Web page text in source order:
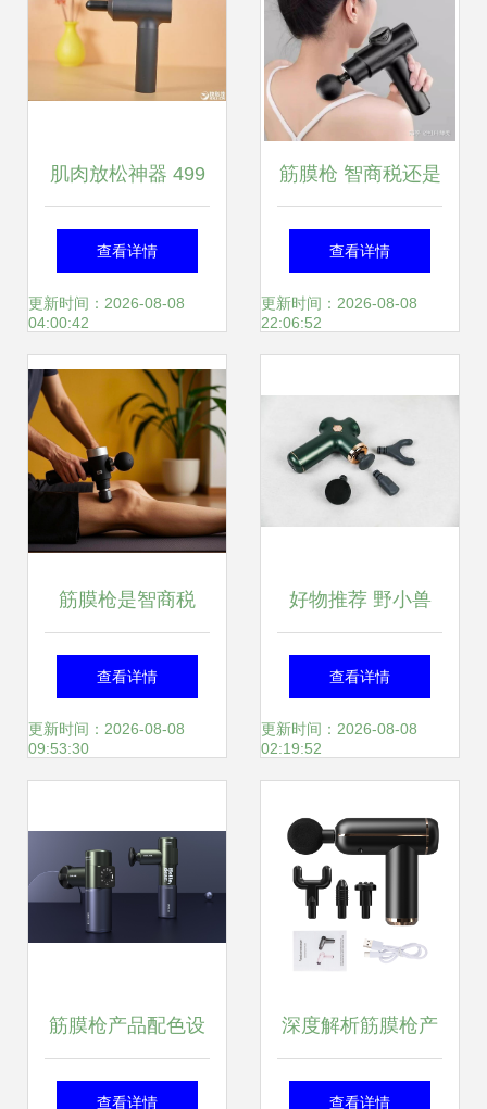
肌肉放松神器 499
元米家筋膜枪开箱
图赏
查看详情
更新时间：2026-08-08
04:00:42
筋膜枪 智商税还是
健身好伴侣？一文
解答你的所有疑问
查看详情
更新时间：2026-08-08
22:06:52
筋膜枪是智商税
吗？三款热门筋膜
枪深度评测
查看详情
更新时间：2026-08-08
09:53:30
好物推荐 野小兽
MG11S筋膜枪，让
舒适与颜值并肩同
查看详情
更新时间：2026-08-08
02:19:52
筋膜枪产品配色设
计 科学美学与情感
查看详情
深度解析筋膜枪产
品渲染 视觉艺术的
查看详情